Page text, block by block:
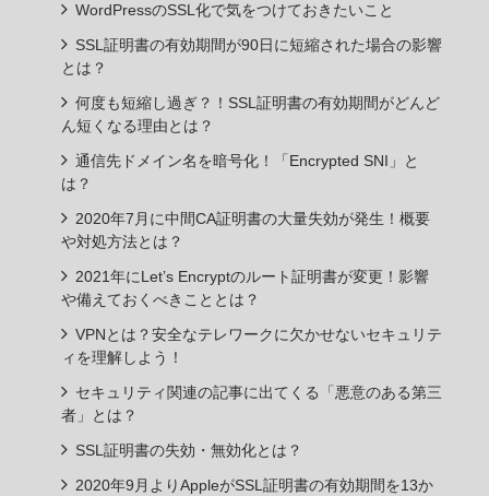
WordPressのSSL化で気をつけておきたいこと
SSL証明書の有効期間が90日に短縮された場合の影響
とは？
何度も短縮し過ぎ？！SSL証明書の有効期間がどんど
ん短くなる理由とは？
通信先ドメイン名を暗号化！「Encrypted SNI」と
は？
2020年7月に中間CA証明書の大量失効が発生！概要
や対処方法とは？
2021年にLet’s Encryptのルート証明書が変更！影響
や備えておくべきこととは？
VPNとは？安全なテレワークに欠かせないセキュリテ
ィを理解しよう！
セキュリティ関連の記事に出てくる「悪意のある第三
者」とは？
SSL証明書の失効・無効化とは？
2020年9月よりAppleがSSL証明書の有効期間を13か